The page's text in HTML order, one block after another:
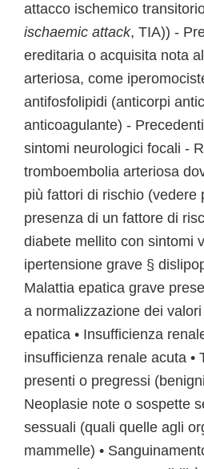
attacco ischemico
ischaemic attack, TIA)) -
ereditaria o acquisita nota
arteriosa, come
antifosfolipidi (anticorpi
anticoagulante) -
sintomi neurologici focali -
tromboembolia arteriosa
più fattori di rischio (vedere
presenza di un fattore di
diabete mellito con sintomi
ipertensione grave §
Malattia epatica grave
a normalizzazione dei
epatica • Insufficienza
insufficienza renale acuta •
presenti o pregressi
Neoplasie note o sospette
sessuali (quali quelle agli
mammelle) •